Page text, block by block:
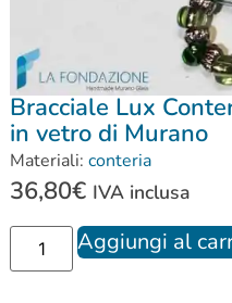
Bracciale Lux
in vetro di Murano
Materiali: conteria
36,80€ IVA inclusa
Aggiungi al